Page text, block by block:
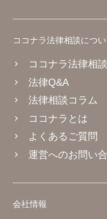
ココナラ法律相談につ
ココナラ法律相
法律Q&A
法律相談コラム
ココナラとは
よくあるご質問
運営へのお問い
会社情報